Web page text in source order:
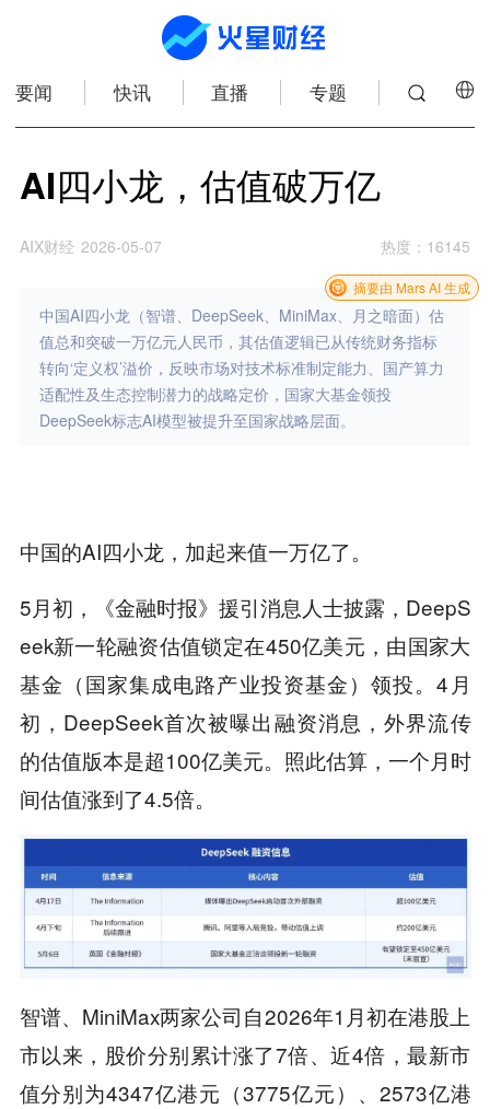
要闻 快讯 直播 专题
AI四小龙，估值破万亿
AIX财经 2026-05-07 热度 ： 16145
中国AI四小龙（智谱、DeepSeek、MiniMax、月之暗面）估
值总和突破一万亿元人民币，其估值逻辑已从传统财务指标
转向‘定义权’溢价，反映市场对技术标准制定能力、国产算力
适配性及生态控制潜力的战略定价，国家大基金领投
DeepSeek标志AI模型被提升至国家战略层面。
摘要由 Mars AI 生成
中国的AI四小龙，加起来值一万亿了。
5月初，《金融时报》援引消息人士披露，DeepS
eek新一轮融资估值锁定在450亿美元，由国家大
基金（国家集成电路产业投资基金）领投。4月
初，DeepSeek首次被曝出融资消息，外界流传
的估值版本是超100亿美元。照此估算，一个月时
间估值涨到了4.5倍。
智谱、MiniMax两家公司自2026年1月初在港股上
市以来，股价分别累计涨了7倍、近4倍，最新市
值分别为4347亿港元（3775亿元）、2573亿港